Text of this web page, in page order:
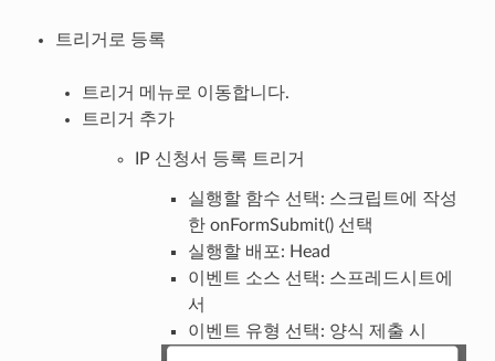
트리거로 등록
트리거 메뉴로 이동합니다.
트리거 추가
IP 신청서 등록 트리거
실행할 함수 선택: 스크립트에 작성
한 onFormSubmit() 선택
실행할 배포: Head
이벤트 소스 선택: 스프레드시트에
서
이벤트 유형 선택: 양식 제출 시